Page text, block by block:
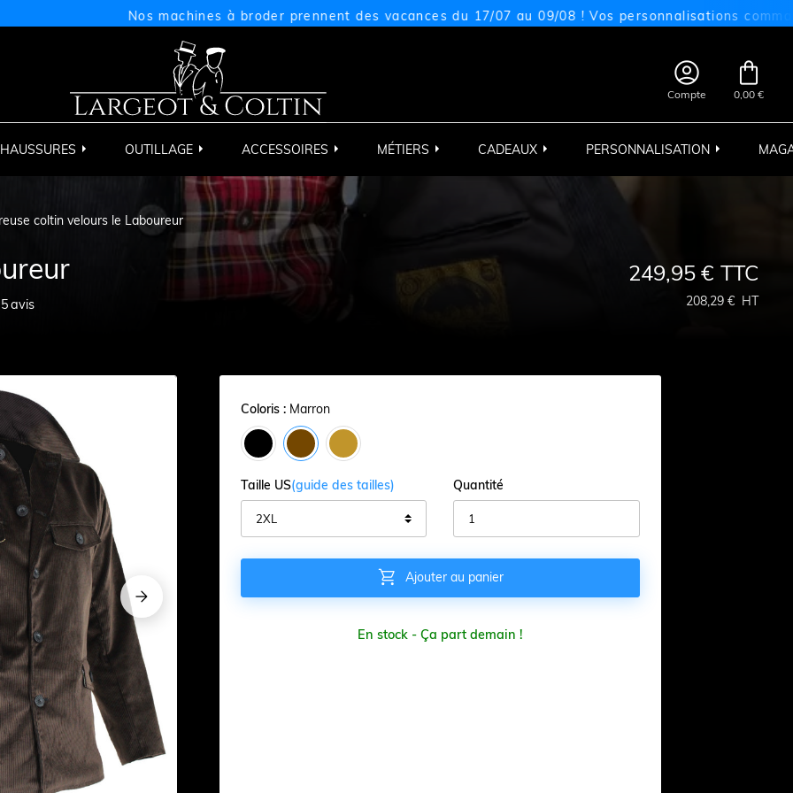
Nos machines à broder prennent des vacances du 17/07 au 09/08 ! Vos personnalisations

Compte

0,00 €
OUTILLAGE ACCESSOIRES MÉTIERS CADEAUX PERSONNALISATION
coltin velours le Laboureur
avis
249,95 € TTC
208,29 € HT


Coloris : Marron
Taille US(guide des tailles) Quantité
 Ajouter au panier
En stock - Ça part demain !